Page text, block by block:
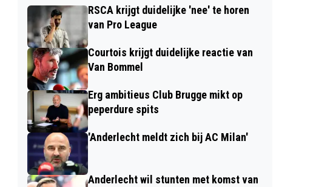
RSCA krijgt duidelijke 'nee' te horen
van Pro League
Courtois krijgt duidelijke reactie van
Van Bommel
Erg ambitieus Club Brugge mikt op
peperdure spits
'Anderlecht meldt zich bij AC Milan'
Anderlecht wil stunten met komst van